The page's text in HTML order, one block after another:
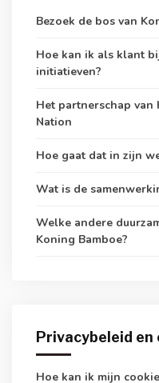
Bezoek de bos van
Hoe kan ik als klant
initiatieven?
Het partnerschap van
Nation
Hoe gaat dat in zijn
Wat is de
Welke andere
Koning Bamboe?
Privacybeleid en
Hoe kan ik mijn